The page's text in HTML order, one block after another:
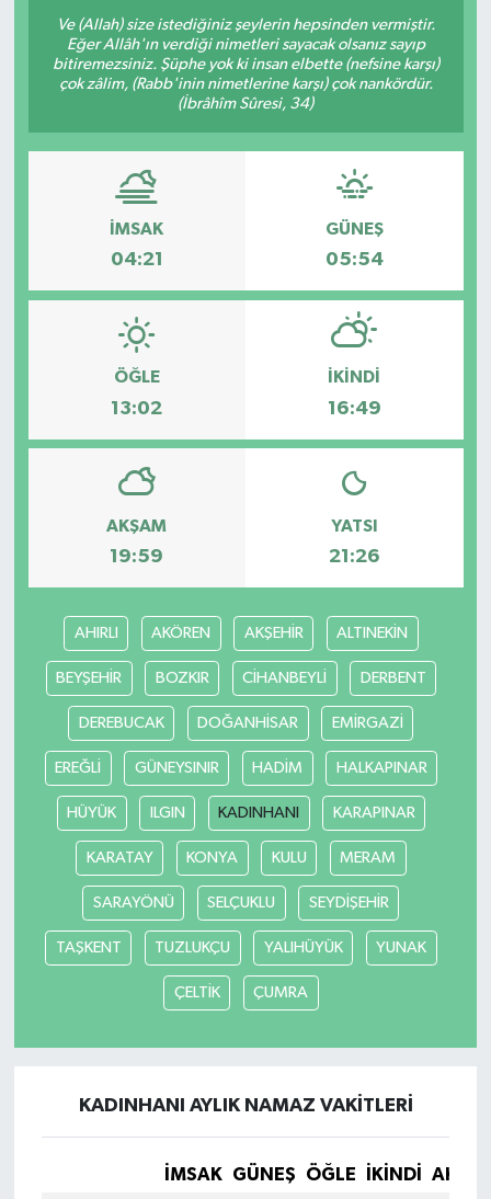
Ve (Allah) size istediğiniz şeylerin hepsinden vermiştir.
Eğer Allâh'ın verdiği nimetleri sayacak olsanız sayıp
bitiremezsiniz. Şüphe yok ki insan elbette (nefsine karşı)
çok zâlim, (Rabb'inin nimetlerine karşı) çok nankördür.
(İbrâhîm Sûresi, 34)
İMSAK
04:21
GÜNEŞ
05:54
ÖĞLE
13:02
İKINDI
16:49
AKŞAM
19:59
YATSI
21:26
AHIRLI AKÖREN AKŞEHİR ALTINEKİN
BEYŞEHİR BOZKIR CİHANBEYLİ DERBENT
DEREBUCAK DOĞANHİSAR EMİRGAZİ
EREĞLİ GÜNEYSINIR HADİM HALKAPINAR
HÜYÜK ILGIN KADINHANI KARAPINAR
KARATAY KONYA KULU MERAM
SARAYÖNÜ SELÇUKLU SEYDİŞEHİR
TAŞKENT TUZLUKÇU YALIHÜYÜK YUNAK
ÇELTİK ÇUMRA
KADINHANI AYLIK NAMAZ VAKITLERI
İMSAK GÜNEŞ ÖĞLE İKINDI
OTO DETAY
SAĞLIK
SON DAKİKA
FİNANS